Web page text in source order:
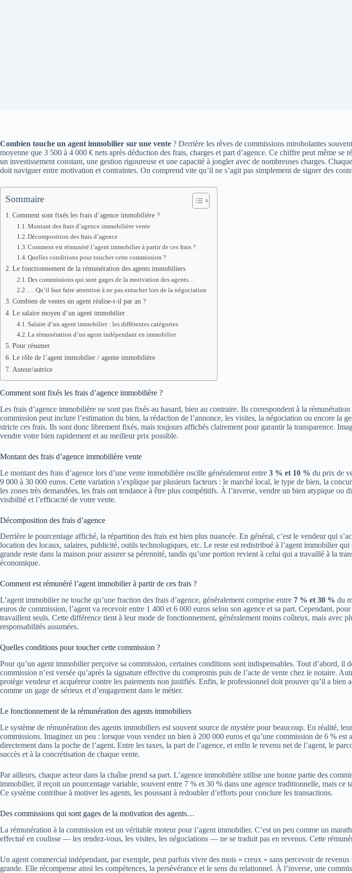
Combien touche un agent immobilier sur une vente ? Derrière les rêves de commissions mirobolantes
moyenne que 3 500 à 4 000 € nets après déduction des frais, charges et part d’agence. Ce chiffre peut même
un investissement constant, une gestion rigoureuse et une capacité à jongler avec de nombreuses charges.
doit naviguer entre motivation et contraintes. On comprend vite qu’il ne s’agit pas simplement de signer des
Sommaire
Comment sont fixés les frais d’agence immobilière ?
Montant des frais d’agence immobilière vente
Décomposition des frais d’agence
Comment est rémunéré l’agent immobilier à partir de ces frais ?
Quelles conditions pour toucher cette commission ?
Le fonctionnement de la rémunération des agents immobiliers
Des commissions qui sont gages de la motivation des agents…
… Qu’il faut faire attention à ne pas entacher lors de la négociation
Combien de ventes un agent réalise-t-il par an ?
Le salaire moyen d’un agent immobilier
Salaire d’un agent immobilier : les différentes catégories
La rémunération d’un agent indépendant en immobilier
Pour résumer
Le rôle de l’agent immobilier / agente immobilière
Auteur/autrice
Comment sont fixés les frais d’agence immobilière ?
Les frais d’agence immobilière ne sont pas fixés au hasard, bien au contraire. Ils correspondent à la
commission peut inclure l’estimation du bien, la rédaction de l’annonce, les visites, la négociation ou encore la
stricte ces frais. Ils sont donc librement fixés, mais toujours affichés clairement pour garantir la transparence.
vendre votre bien rapidement et au meilleur prix possible.
Montant des frais d’agence immobilière vente
Le montant des frais d’agence lors d’une vente immobilière oscille généralement entre 3 % et 10 % du prix de
9 000 à 30 000 euros. Cette variation s’explique par plusieurs facteurs : le marché local, le type de bien, la
les zones très demandées, les frais ont tendance à être plus compétitifs. À l’inverse, vendre un bien atypique
visibilité et l’efficacité de votre vente.
Décomposition des frais d’agence
Derrière le pourcentage affiché, la répartition des frais est bien plus nuancée. En général, c’est le vendeur qui
location des locaux, salaires, publicité, outils technologiques, etc. Le reste est redistribué à l’agent immobilier
grande reste dans la maison pour assurer sa pérennité, tandis qu’une portion revient à celui qui a travaillé à la
économique.
Comment est rémunéré l’agent immobilier à partir de ces frais ?
L’agent immobilier ne touche qu’une fraction des frais d’agence, généralement comprise entre 7 % et 30 % du
euros de commission, l’agent va recevoir entre 1 400 et 6 000 euros selon son agence et sa part. Cependant,
travaillent seuls. Cette différence tient à leur mode de fonctionnement, généralement moins coûteux, mais avec
responsabilités assumées.
Quelles conditions pour toucher cette commission ?
Pour qu’un agent immobilier perçoive sa commission, certaines conditions sont indispensables. Tout d’abord, il
commission n’est versée qu’après la signature effective du compromis puis de l’acte de vente chez le notaire.
protège vendeur et acquéreur contre les paiements non justifiés. Enfin, le professionnel doit prouver qu’il a
comme un gage de sérieux et d’engagement dans le métier.
Le fonctionnement de la rémunération des agents immobiliers
Le système de rémunération des agents immobiliers est souvent source de mystère pour beaucoup. En réalité,
commissions. Imaginez un peu : lorsque vous vendez un bien à 200 000 euros et qu’une commission de 6 %
directement dans la poche de l’agent. Entre les taxes, la part de l’agence, et enfin le revenu net de l’agent, le
succès et à la concrétisation de chaque vente.
Par ailleurs, chaque acteur dans la chaîne prend sa part. L’agence immobilière utilise une bonne partie des
immobilier, il reçoit un pourcentage variable, souvent entre 7 % et 30 % dans une agence traditionnelle, mais ce
Ce système contribue à motiver les agents, les poussant à redoubler d’efforts pour conclure les transactions.
Des commissions qui sont gages de la motivation des agents…
La rémunération à la commission est un véritable moteur pour l’agent immobilier. C’est un peu comme un
effectué en coulisse — les rendez-vous, les visites, les négociations — ne se traduit pas en revenus. Cette
Un agent commercial indépendant, par exemple, peut parfois vivre des mois « creux » sans percevoir de
grande. Elle récompense ainsi les compétences, la persévérance et le sens du relationnel. À l’inverse, une